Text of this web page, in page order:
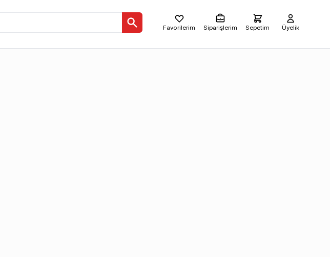
Favorilerim Siparişlerim Sepetim Üyelik